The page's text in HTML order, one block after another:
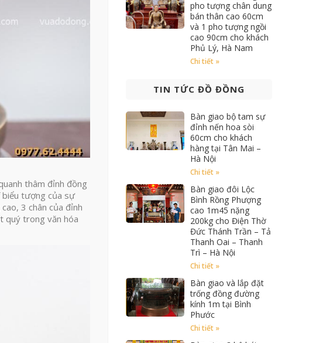
thâm đỉnh đồng
biểu tượng của sự
3 chân của đỉnh
quý trong văn hóa
pho tượng chân dung
bán thân cao 60cm
và 1 pho tượng ngồi
cao 90cm cho khách
Phủ Lý, Hà Nam
Chi tiết »
TIN TỨC ĐỒ ĐỒNG
Bàn giao bộ tam sự
đỉnh nến hoa sòi
60cm cho khách
hàng tại Tân Mai –
Hà Nội
Chi tiết »
Bàn giao đôi Lộc
Bình Rồng Phượng
cao 1m45 nặng
200kg cho Điện Thờ
Đức Thánh Trần – Tả
Thanh Oai – Thanh
Trì – Hà Nội
Chi tiết »
Bàn giao và lắp đặt
trống đồng đường
kính 1m tại Bình
Phước
Chi tiết »